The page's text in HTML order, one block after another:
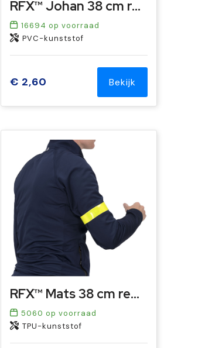
RFX™ Johan 38 cm reflecterende PVC veiligheids-slapwrap
16694 op voorraad
PVC-kunststof
€ 2,60 Bekijk
RFX™ Mats 38 cm reflecterende TPU veiligheids-slapwrap
5060 op voorraad
TPU-kunststof